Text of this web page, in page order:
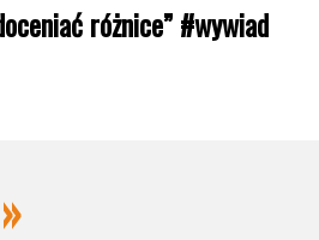
różnice” #wywiad